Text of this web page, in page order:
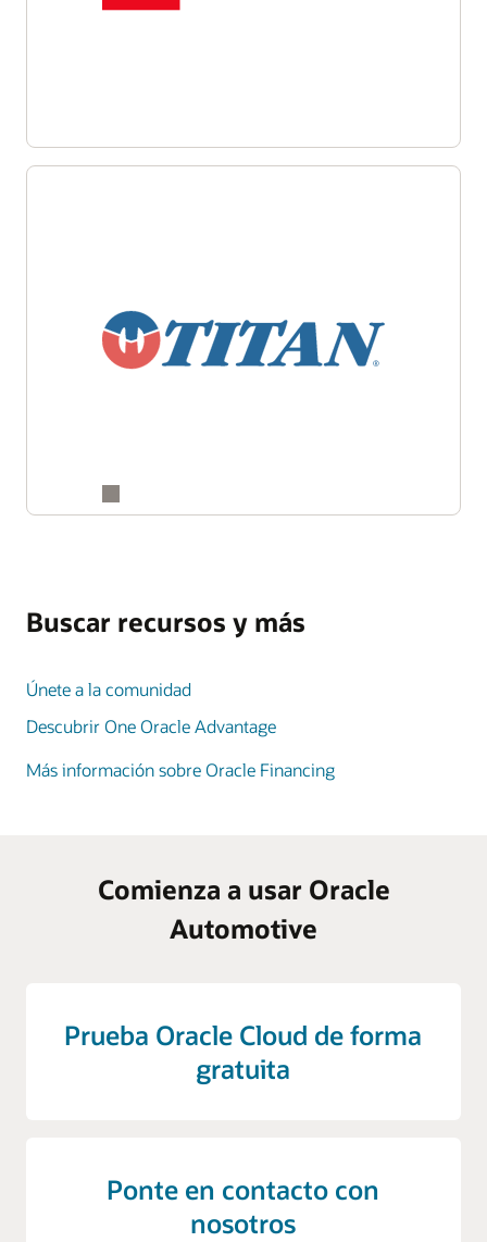
Buscar recursos y más
Únete a la comunidad
Descubrir One Oracle Advantage
Más información sobre Oracle Financing
Comienza a usar Oracle
Automotive
Prueba Oracle Cloud de forma
gratuita
Ponte en contacto con
nosotros